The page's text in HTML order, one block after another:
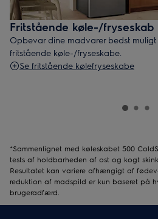
Fritstående køle-/fryseskab
Opbevar dine madvarer bedst
fritstående køle-/fryseskabe.
Se fritstående kølefryseskabe
*Sammenlignet med køleskabet 500
tests af holdbarheden af ost og kogt
Resultatet kan variere afhængigt af
reduktion af madspild er kun baseret på
brugeradfærd.